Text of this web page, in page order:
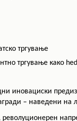
тргување
тргување како
иновациски
– наведени на
револуционерен